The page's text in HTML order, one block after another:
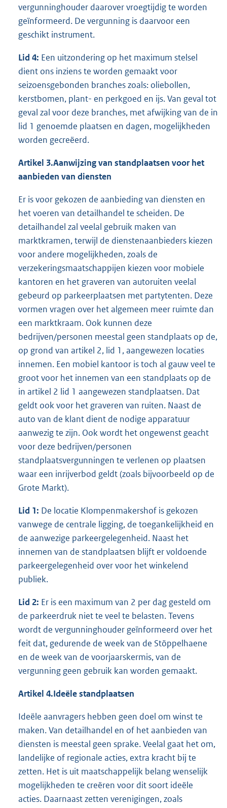
vergunninghouder daarover vroegtijdig te worden
geïnformeerd. De vergunning is daarvoor een
geschikt instrument.
Lid 4: Een uitzondering op het maximum stelsel
dient ons inziens te worden gemaakt voor
seizoensgebonden branches zoals: oliebollen,
kerstbomen, plant- en perkgoed en ijs. Van geval tot
geval zal voor deze branches, met afwijking van de in
lid 1 genoemde plaatsen en dagen, mogelijkheden
worden gecreëerd.
Artikel 3.Aanwijzing van standplaatsen voor het
aanbieden van diensten
Er is voor gekozen de aanbieding van diensten en
het voeren van detailhandel te scheiden. De
detailhandel zal veelal gebruik maken van
marktkramen, terwijl de dienstenaanbieders kiezen
voor andere mogelijkheden, zoals de
verzekeringsmaatschappijen kiezen voor mobiele
kantoren en het graveren van autoruiten veelal
gebeurd op parkeerplaatsen met partytenten. Deze
vormen vragen over het algemeen meer ruimte dan
een marktkraam. Ook kunnen deze
bedrijven/personen meestal geen standplaats op de,
op grond van artikel 2, lid 1, aangewezen locaties
innemen. Een mobiel kantoor is toch al gauw veel te
groot voor het innemen van een standplaats op de
in artikel 2 lid 1 aangewezen standplaatsen. Dat
geldt ook voor het graveren van ruiten. Naast de
auto van de klant dient de nodige apparatuur
aanwezig te zijn. Ook wordt het ongewenst geacht
voor deze bedrijven/personen
standplaatsvergunningen te verlenen op plaatsen
waar een inrijverbod geldt (zoals bijvoorbeeld op de
Grote Markt).
Lid 1: De locatie Klompenmakershof is gekozen
vanwege de centrale ligging, de toegankelijkheid en
de aanwezige parkeergelegenheid. Naast het
innemen van de standplaatsen blijft er voldoende
parkeergelegenheid over voor het winkelend
publiek.
Lid 2: Er is een maximum van 2 per dag gesteld om
de parkeerdruk niet te veel te belasten. Tevens
wordt de vergunninghouder geïnformeerd over het
feit dat, gedurende de week van de Stöppelhaene
en de week van de voorjaarskermis, van de
vergunning geen gebruik kan worden gemaakt.
Artikel 4.Ideële standplaatsen
Ideële aanvragers hebben geen doel om winst te
maken. Van detailhandel en of het aanbieden van
diensten is meestal geen sprake. Veelal gaat het om,
landelijke of regionale acties, extra kracht bij te
zetten. Het is uit maatschappelijk belang wenselijk
mogelijkheden te creëren voor dit soort ideële
acties. Daarnaast zetten verenigingen, zoals